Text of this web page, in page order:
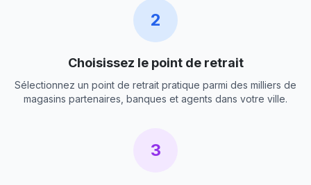
2
Choisissez le point de retrait
Sélectionnez un point de retrait pratique parmi des milliers de
magasins partenaires, banques et agents dans votre ville.
3